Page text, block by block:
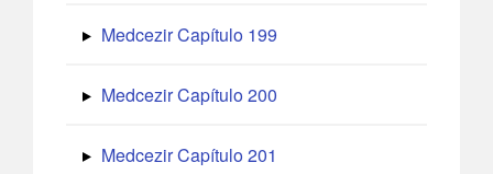
Medcezir Capítulo 199
Medcezir Capítulo 200
Medcezir Capítulo 201